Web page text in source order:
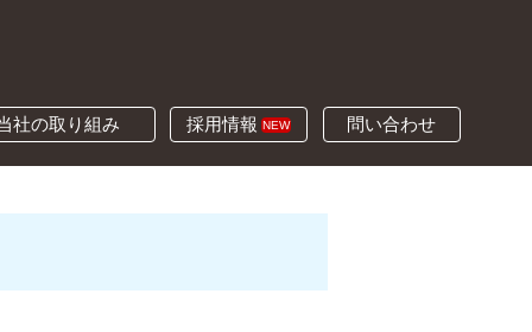
社の取り組み 採用情報 NEW 問い合わせ